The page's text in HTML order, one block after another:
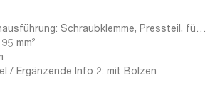
Schraubklemme, Pressteil, für
mm²
/ Ergänzende Info 2: mit Bolzen